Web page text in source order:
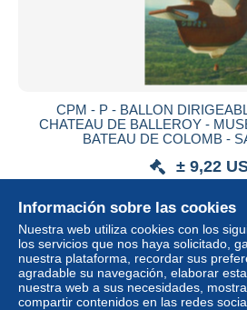
CPM - P - BALLON
CHATEAU DE BALLEROY -
BATEAU DE COLOMB -
± 9,22
Estatus
Información sobre las cookies
Nuestra web utiliza cookies con los
los servicios que nos haya solicitado,
nuestra plataforma, recordar sus
agradable su navegación, elaborar
nuestra web a sus necesidades,
compartir contenidos en las redes